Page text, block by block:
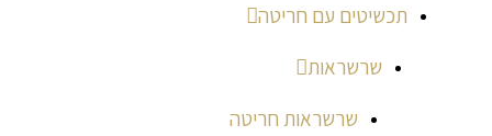
תכשיטים עם חריטה
שרשראות
שרשראות חריטה